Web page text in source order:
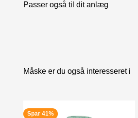
Passer også til dit anlæg
Måske er du også interesseret i
Spar 41%